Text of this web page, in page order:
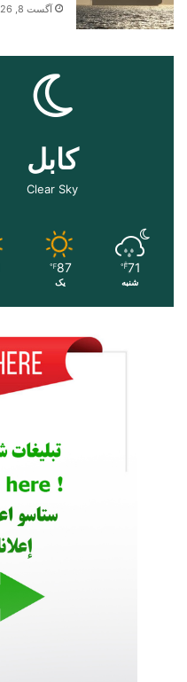
آگست 8, 2026
کابل
Clear Sky
71
℉
شنبه
87
℉
یک